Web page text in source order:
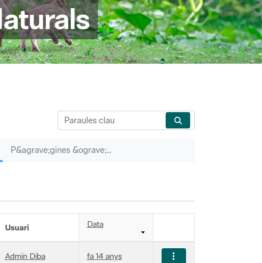
P&agrave;gines &ograve;rfenes
Usuari Data
Admin Diba fa 14 anys